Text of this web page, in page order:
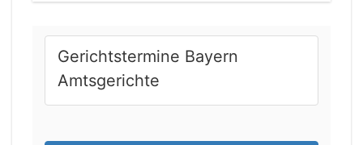
Gerichtstermine Bayern
Amtsgerichte